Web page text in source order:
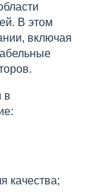
В этом
включая
в
качества;